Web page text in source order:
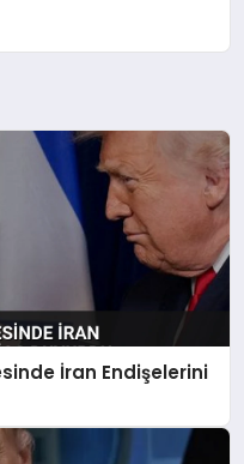
İran Endişelerini